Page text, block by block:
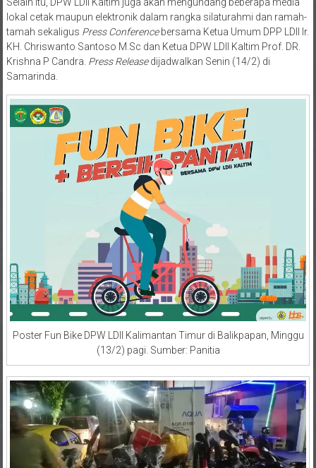
lokal cetak maupun elektronik dalam rangka silaturahmi dan ramah-
tamah sekaligus Press Conferencebersama Ketua Umum DPP LDII Ir.
KH. Chriswanto Santoso M.Sc dan Ketua DPW LDII Kaltim Prof. DR.
Krishna P Candra. Press Releasedijadwalkan Senin (14/2) di
Samarinda.
Poster Fun Bike DPW LDII Kalimantan Timur di Balikpapan, Minggu
(13/2) pagi. Sumber: Panitia